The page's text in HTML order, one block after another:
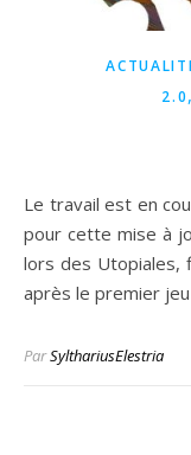
2.0
Le travail est en cours tout comme la fiche de personnage
pour cette mise à
lors des Utopiales,
après le premier
ParSylthariusElestria